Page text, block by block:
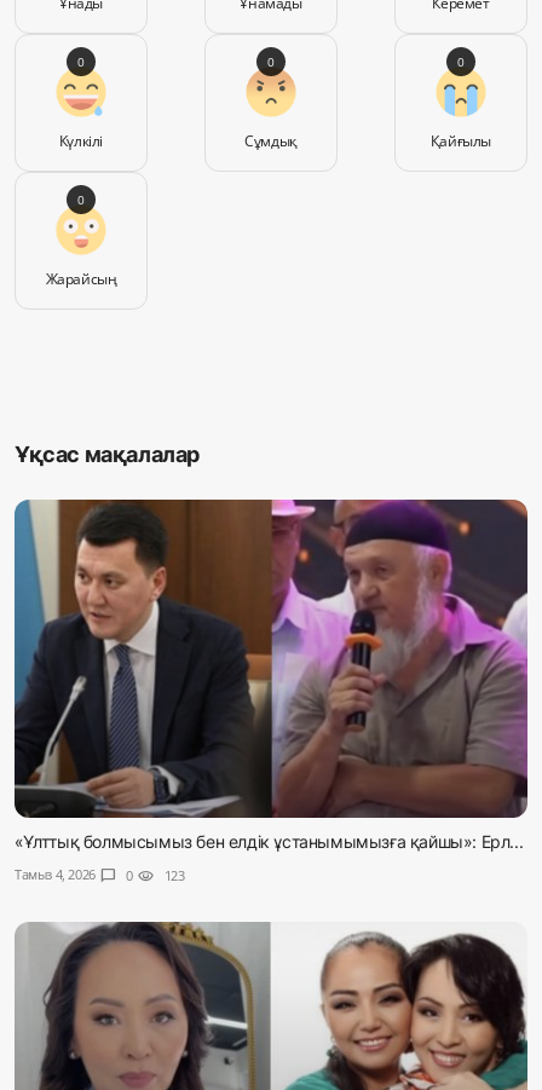
Күлкілі
0
Сұмдық
0
Қайғылы
0
Жарайсың
0
Ұқсас мақалалар
«Ұлттық болмысымыз бен елдік ұстанымымызға қайшы»: Ерл...
Тамыз 4, 2026 chat_bubble 0 visibility 123